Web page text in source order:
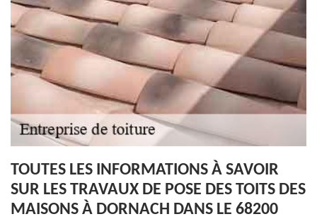
TOUTES LES INFORMATIONS À SAVOIR
SUR LES TRAVAUX DE POSE DES TOITS DES
MAISONS À DORNACH DANS LE 68200